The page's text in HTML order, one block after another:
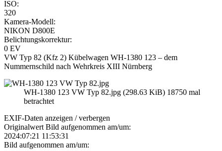
ISO:
320
Kamera-Modell:
NIKON D800E
Belichtungskorrektur:
0 EV
VW Typ 82 (Kfz 2) Kübelwagen WH-1380 123 – dem
Nummernschild nach Wehrkreis XIII Nürnberg
WH-1380 123 VW Typ 82.jpg (298.63 KiB) 18750 mal
betrachtet
EXIF-Daten anzeigen / verbergen
Originalwert Bild aufgenommen am/um:
2024:07:21 11:53:31
Bild aufgenommen am/um: